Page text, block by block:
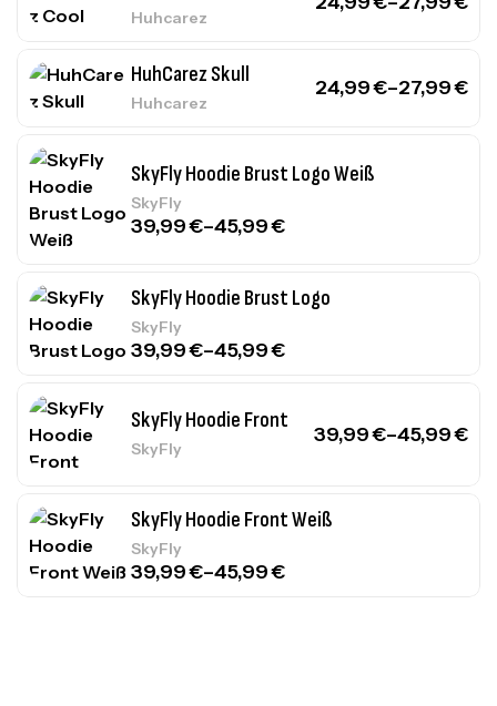
Huhcarez
HuhCarez Skull
Huhcarez
24,99€–27,99€
SkyFly Hoodie Brust Logo Weiß
SkyFly
39,99€–45,99€
SkyFly Hoodie Brust Logo
SkyFly
39,99€–45,99€
SkyFly Hoodie Front
SkyFly
39,99€–45,99€
SkyFly Hoodie Front Weiß
SkyFly
39,99€–45,99€